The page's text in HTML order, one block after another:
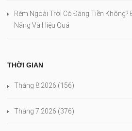
Rèm Ngoài Trời Có Đáng Tiền Không?
Năng Và Hiệu Quả
THỜI GIAN
Tháng 8 2026 (156)
Tháng 7 2026 (376)